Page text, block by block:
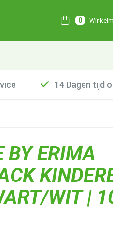
0
14 Dagen tijd
BY ERIMA
WIT |